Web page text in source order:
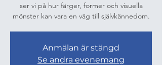
ser vi på hur färger, former och visuella
mönster kan vara en väg till självkännedom.
Anmälan är stängd
Se andra evenemang